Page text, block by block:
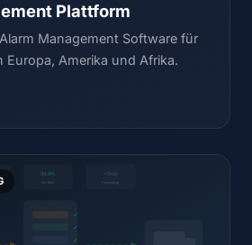
Plattform
Management Software für
Europa, Amerika und Afrika.